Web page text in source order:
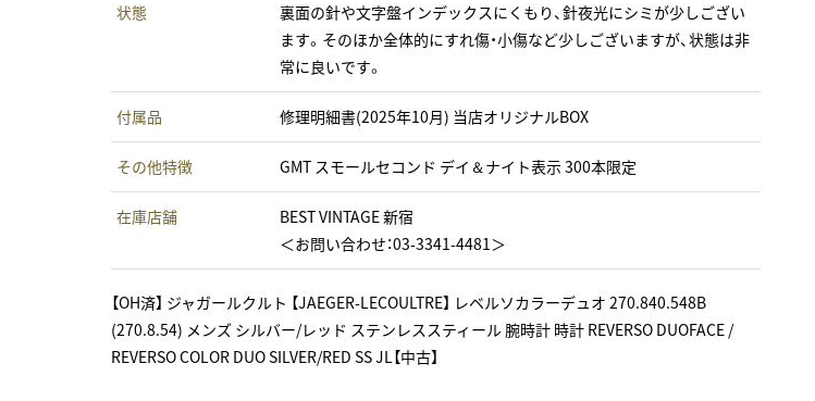
状態
裏面の針や文字盤インデックスにくもり、針夜光にシミが少しござい
ます。そのほか全体的にすれ傷・小傷など少しございますが、状態は非
常に良いです。
付属品 修理明細書(2025年10月) 当店オリジナルBOX
その他特徴 GMT スモールセコンド デイ＆ナイト表示 300本限定
在庫店舗
BEST VINTAGE 新宿
＜お問い合わせ：03-3341-4481＞
【OH済】 ジャガールクルト 【JAEGER-LECOULTRE】 レベルソカラーデュオ 270.840.548B
(270.8.54) メンズ シルバー/レッド ステンレススティール 腕時計 時計 REVERSO DUOFACE /
REVERSO COLOR DUO SILVER/RED SS JL【中古】